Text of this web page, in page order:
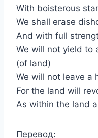
With boisterous
We shall erase
And with full
We will not yield to
(of land)
We will not leave a
For the land will
As within the land
Перевод: